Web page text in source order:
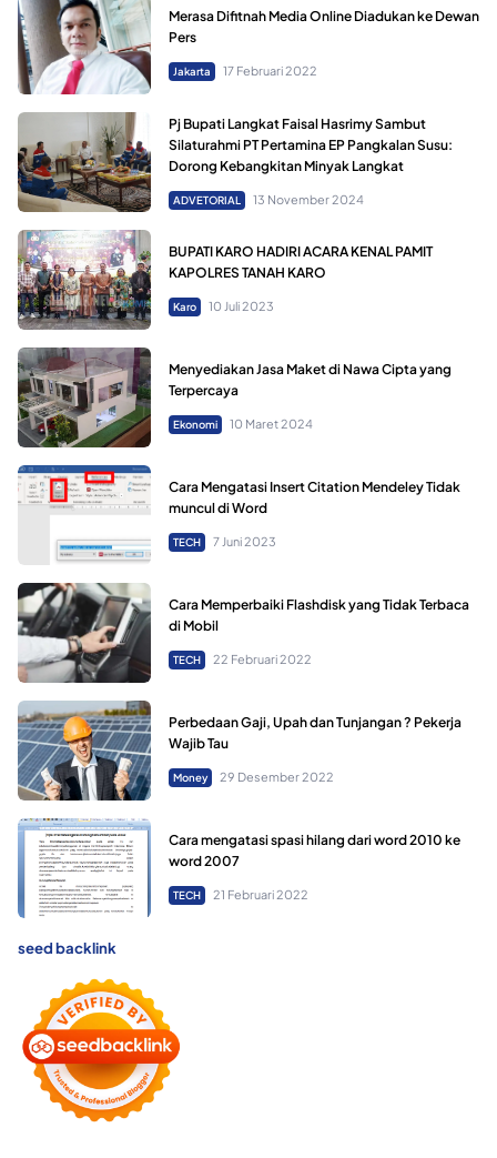
Merasa Difitnah Media Online Diadukan ke Dewan
Pers
Jakarta 17 Februari 2022
Pj Bupati Langkat Faisal Hasrimy Sambut
Silaturahmi PT Pertamina EP Pangkalan Susu:
Dorong Kebangkitan Minyak Langkat
ADVETORIAL 13 November 2024
BUPATI KARO HADIRI ACARA KENAL PAMIT
KAPOLRES TANAH KARO
Karo 10 Juli 2023
Menyediakan Jasa Maket di Nawa Cipta yang
Terpercaya
Ekonomi 10 Maret 2024
Cara Mengatasi Insert Citation Mendeley Tidak
muncul di Word
TECH 7 Juni 2023
Cara Memperbaiki Flashdisk yang Tidak Terbaca
di Mobil
TECH 22 Februari 2022
Perbedaan Gaji, Upah dan Tunjangan ? Pekerja
Wajib Tau
Money 29 Desember 2022
Cara mengatasi spasi hilang dari word 2010 ke
word 2007
TECH 21 Februari 2022
seed backlink